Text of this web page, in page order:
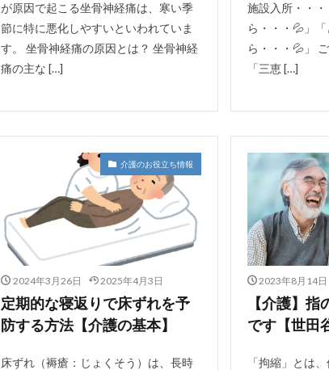
が原因で起こる坐骨神経痛は、寒い季
節に特に悪化しやすいといわれていま
す。 坐骨神経痛の原因とは？ 坐骨神経
痛の主な […]
施設入所・・
ら・・・💦」
ら・・・💦」
「三恵 […]
介護のお役立ち情報
2024年3月26日 2025年4月3日
定期的な寝返りで床ずれを予
防する方法【介護の基本】
床ずれ（褥瘡：じょくそう）は、長時
2023年8月14日
【介護】
です【世田
「拘縮」とは